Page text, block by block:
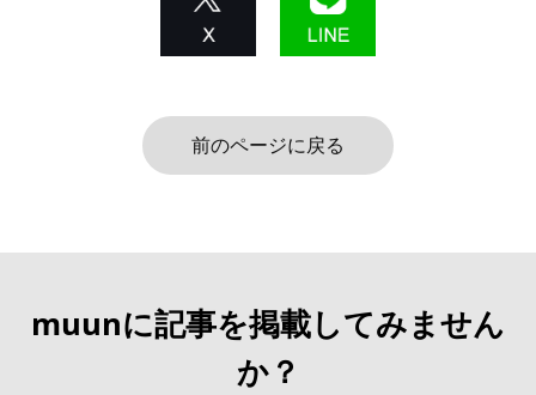
前のページに戻る
muunに記事を掲載してみません
か？